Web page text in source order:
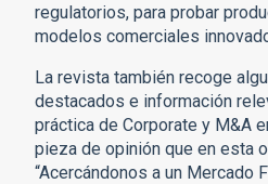
regulatorios, para probar
modelos comerciales
La revista también recoge
destacados e información
práctica de Corporate y M&A
pieza de opinión que en esta
“Acercándonos a un Mercado